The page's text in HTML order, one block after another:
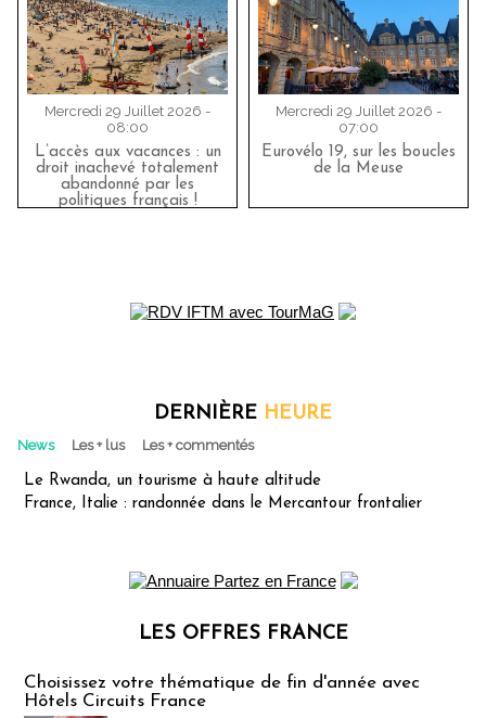
Mercredi 29 Juillet 2026 -
08:00
L’accès aux vacances : un
droit inachevé totalement
abandonné par les
politiques français !
Mercredi 29 Juillet 2026 -
07:00
Eurovélo 19, sur les boucles
de la Meuse
DERNIÈRE HEURE
News Les + lus Les + commentés
Le Rwanda, un tourisme à haute altitude
France, Italie : randonnée dans le Mercantour frontalier
LES OFFRES FRANCE
Choisissez votre thématique de fin d'année avec
Hôtels Circuits France